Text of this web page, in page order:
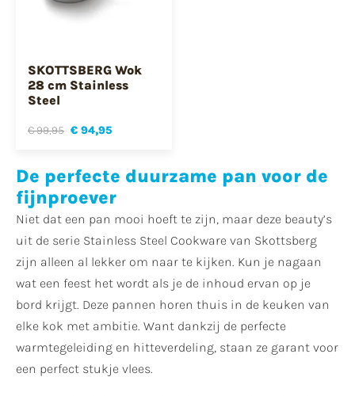
SKOTTSBERG Wok
28 cm Stainless
Steel
€ 99,95 € 94,95
De perfecte duurzame pan voor de
fijnproever
Niet dat een pan mooi hoeft te zijn, maar deze beauty’s
uit de serie Stainless Steel Cookware van Skottsberg
zijn alleen al lekker om naar te kijken. Kun je nagaan
wat een feest het wordt als je de inhoud ervan op je
bord krijgt. Deze pannen horen thuis in de keuken van
elke kok met ambitie. Want dankzij de perfecte
warmtegeleiding en hitteverdeling, staan ze garant voor
een perfect stukje vlees.